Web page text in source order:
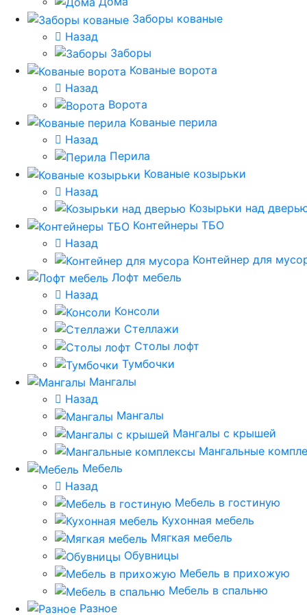
Заборы кованые
Назад
Заборы
Кованые ворота
Назад
Ворота
Кованые перила
Назад
Перила
Кованые козырьки
Назад
Козырьки над
Контейнеры ТБО
Назад
Контейнер для
Лофт мебель
Назад
Консоли
Стеллажи
Столы лофт
Тумбочки
Мангалы
Назад
Мангалы
Мангалы с крышей
Мангальные
Мебель
Назад
Мебель в гостиную
Кухонная мебель
Мягкая мебель
Обувницы
Мебель в прихожую
Мебель в спальню
Разное